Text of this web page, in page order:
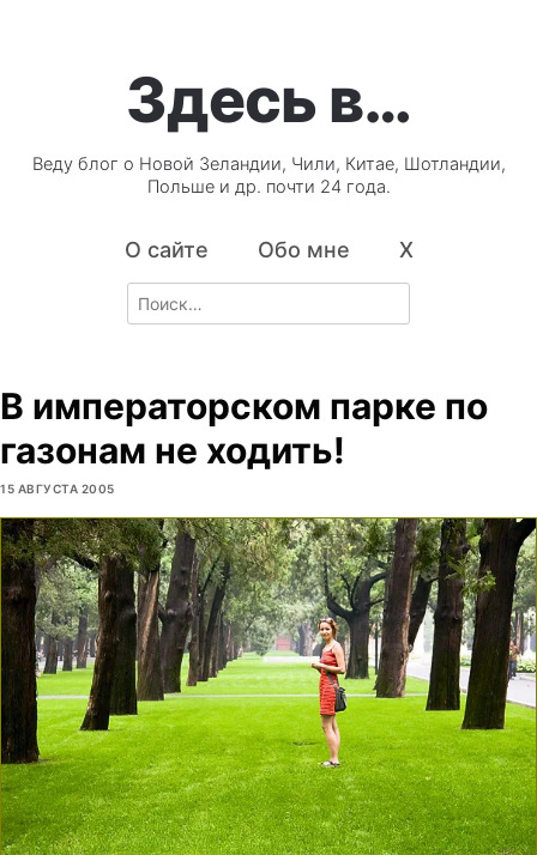
Здесь в…
Веду блог о Новой Зеландии, Чили, Китае, Шотландии,
Польше и др. почти 24 года.
О сайте Обо мне X
Search
for:
В императорском парке по
газонам не ходить!
15 АВГУСТА 2005